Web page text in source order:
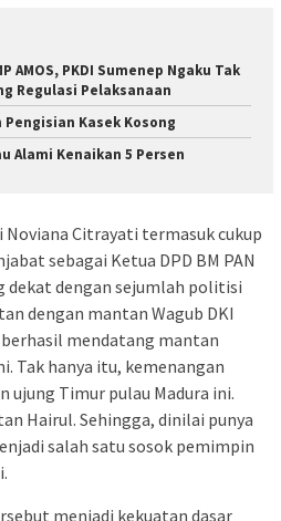
AMOS, PKDI Sumenep Ngaku Tak
Regulasi Pelaksanaan
Kasek Kosong
Alami Kenaikan 5 Persen
Citrayati termasuk cukup
sebagai Ketua DPD BM PAN
dekat dengan sejumlah politisi
dengan mantan Wagub DKI
mendatang mantan
Tak hanya itu, kemenangan
ujung Timur pulau Madura ini.
Hairul. Sehingga, dinilai punya
salah satu sosok pemimpin
menjadi kekuatan dasar